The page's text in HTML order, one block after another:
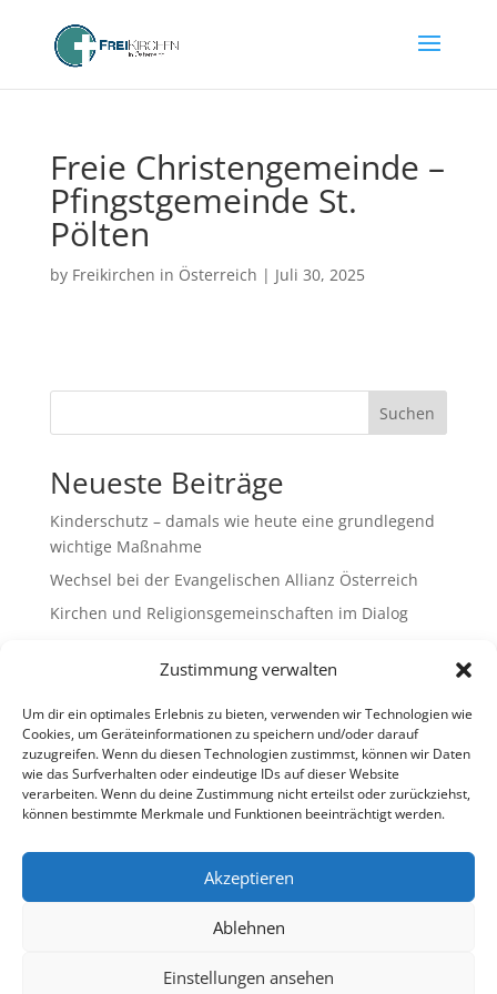
Zustimmung verwalten
Um dir ein optimales Erlebnis zu bieten, verwenden wir Technologien wie
Cookies, um Geräteinformationen zu speichern und/oder darauf
zuzugreifen. Wenn du diesen Technologien zustimmst, können wir Daten
wie das Surfverhalten oder eindeutige IDs auf dieser Website
verarbeiten. Wenn du deine Zustimmung nicht erteilst oder zurückziehst,
können bestimmte Merkmale und Funktionen beeinträchtigt werden.
Akzeptieren
Ablehnen
Einstellungen ansehen
Freie Christengemeinde –
Pfingstgemeinde St.
Pölten
by Freikirchen in Österreich | Juli 30, 2025
Suchen
Neueste Beiträge
Kinderschutz – damals wie heute eine grundlegend
wichtige Maßnahme
Wechsel bei der Evangelischen Allianz Österreich
Kirchen und Religionsgemeinschaften im Dialog
Schulen & Kindergärten in Österreich
„Brennen für das Leben “ – die Wanderausstellung
ist bald am Ziel
Neueste Kommentare
Impressum
Datenschutz